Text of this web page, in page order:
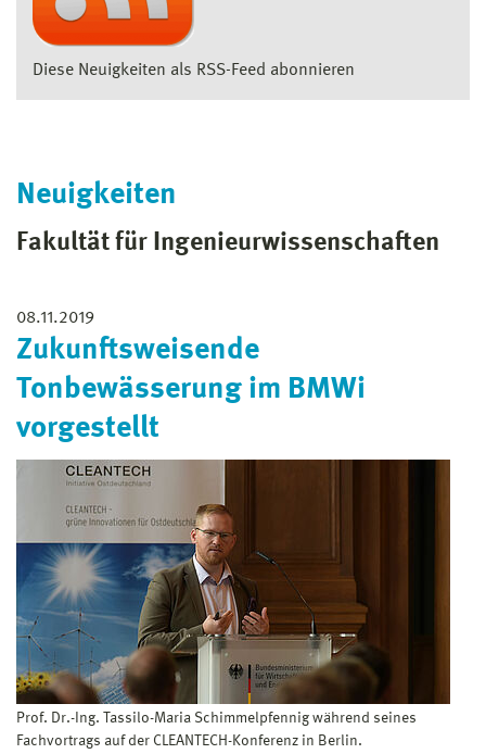
Diese Neuigkeiten als RSS-Feed abonnieren
Neuigkeiten
Fakultät für Ingenieur­wissen­schaften
08.11.2019
Zukunftsweisende
Tonbewässerung im BMWi
vorgestellt
Prof. Dr.-Ing. Tassilo-Maria Schimmelpfennig während seines
Fachvortrags auf der CLEANTECH-Konferenz in Berlin.